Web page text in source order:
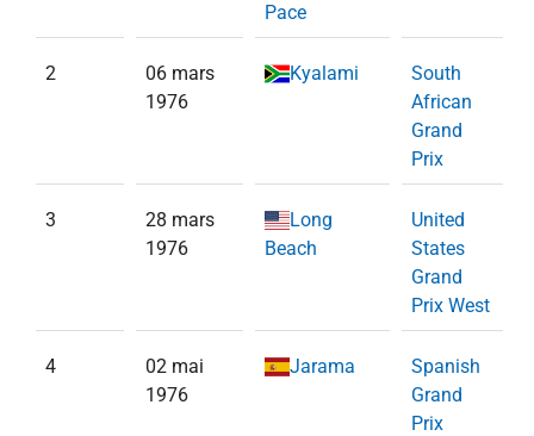
Pace
2
06 mars
1976
Kyalami
South
African
Grand
Prix
3
28 mars
1976
Long
Beach
United
States
Grand
Prix West
4
02 mai
1976
Jarama
Spanish
Grand
Prix